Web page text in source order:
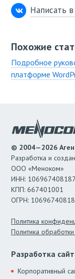
Написать
Похожие
Подробное
платформе
© 2004—2026
Разработка и
ООО «Меноком»
ИНН:
КПП: 667401001
ОГРН:
Политика
Политика
Разработка
Корпоративный